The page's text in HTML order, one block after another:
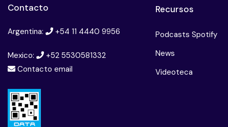
Contacto
Argentina: +54 11 4440 9956
Mexico:
+52 5530581332
Contacto email
Recursos
Podcasts Spotify
News
Videoteca